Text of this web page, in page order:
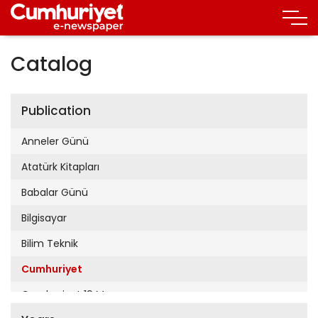
Catalog
Publication
Anneler Günü
Atatürk Kitapları
Babalar Günü
Bilgisayar
Bilim Teknik
Cumhuriyet
Cumhuriyet 19 Mayıs